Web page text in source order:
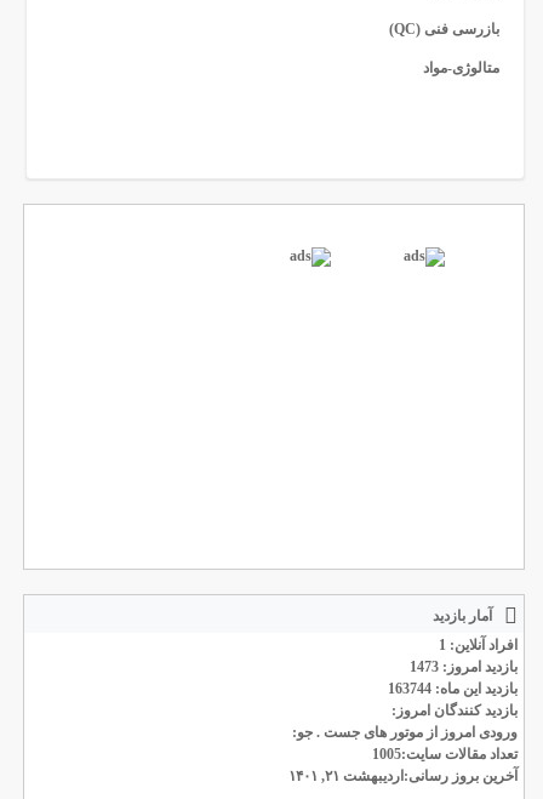
بازرسی فنی (QC)
متالوژی-مواد
آمار بازدید
افراد آنلاین: 1
بازدید امروز: 1473
بازدید این ماه: 163744
بازدید کنندگان امروز:
ورودی امروز از موتور های جست . جو:
تعداد مقالات سایت:1005
آخرین بروز رسانی:اردیبهشت ۲۱, ۱۴۰۱